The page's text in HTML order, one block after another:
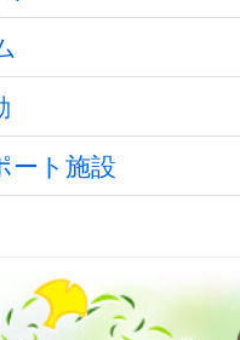
ート施設